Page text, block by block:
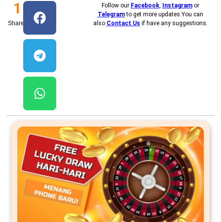
Shares
1 Follow our Facebook, Instagram or
Telegramto get more updates.You can
also Contact Us if have any suggestions.